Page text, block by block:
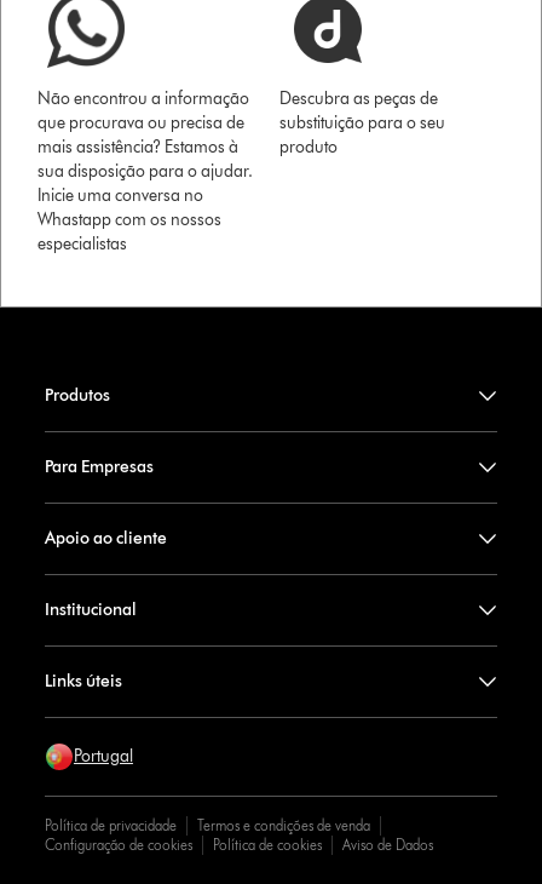
Não encontrou a informação
que procurava ou precisa de
mais assistência? Estamos à
sua disposição para o ajudar.
Inicie uma conversa no
Whastapp com os nossos
especialistas
Descubra as peças de
substituição para o seu
produto
Produtos
Para Empresas
Apoio ao cliente
Institucional
Links úteis
Portugal
Política de privacidade
Termos e condições de venda
Configuração de cookies
Política de cookies Aviso de Dados